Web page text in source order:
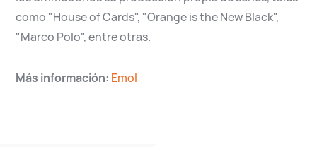
como "House of Cards", "Orange is the New Black",
"Marco Polo", entre otras.
Más información: Emol